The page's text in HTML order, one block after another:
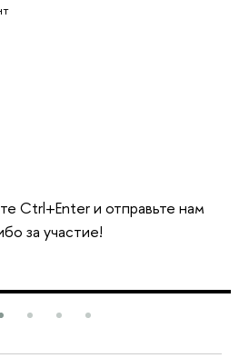
Ctrl+Enter и отправьте нам
за участие!